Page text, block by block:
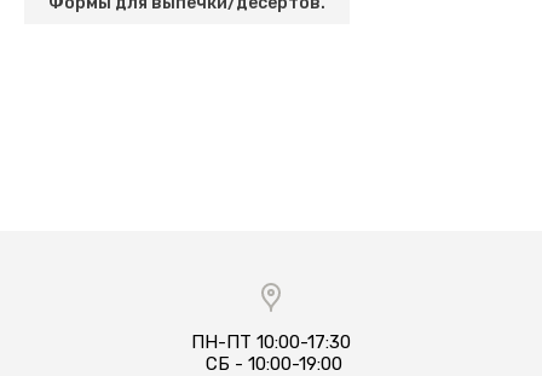
ПН-ПТ 10:00-17:30​
​​​​ СБ - 10:00-19:00